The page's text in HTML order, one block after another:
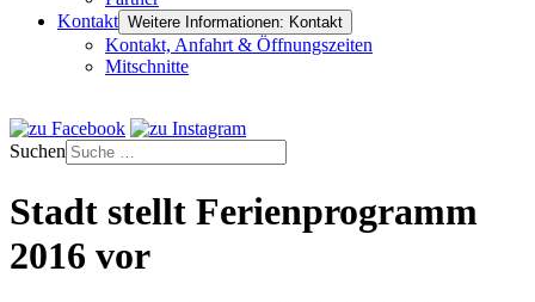
Kontakt Weitere Informationen: Kontakt
Kontakt, Anfahrt & Öffnungszeiten
Mitschnitte
Suchen
Stadt stellt Ferienprogramm
2016 vor